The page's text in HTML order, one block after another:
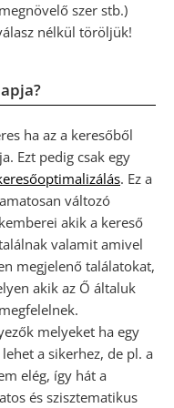
szer stb.)
nélkül töröljük!
ha az a keresőből
Ezt pedig csak egy
. Ez a
változó
akik a kereső
valamit amivel
megjelenő találatokat,
akik az Ő általuk
melyeket ha egy
a sikerhez, de pl. a
elég, így hát a
és szisztematikus